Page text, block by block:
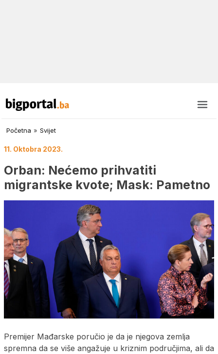
Početna » Svijet
11. Oktobra 2023.
Orban: Nećemo prihvatiti
migrantske kvote; Mask: Pametno
Premijer Mađarske poručio je da je njegova zemlja
spremna da se više angažuje u kriznim područjima, ali da